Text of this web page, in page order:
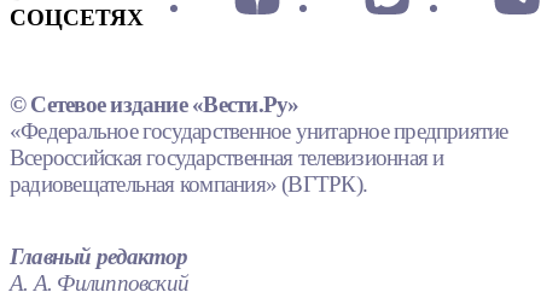
СОЦСЕТЯХ
© Сетевое издание «Вести.Ру»
«Федеральное государственное унитарное предприятие
Всероссийская государственная телевизионная и
радиовещательная компания» (ВГТРК).
Главный редактор
А. А. Филипповский